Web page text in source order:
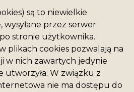
są to niewielkie
przez serwer
stronie użytkownika.
plikach cookies pozwalają na
w nich zawartych jedynie
utworzyła. W związku z
nie ma dostępu do